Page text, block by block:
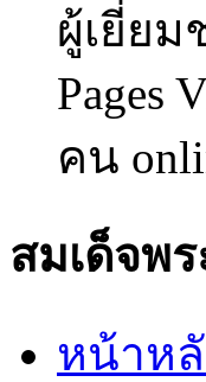
ผู้เยี่ย
Pages
คน
สมเด็จพ
หน้าห